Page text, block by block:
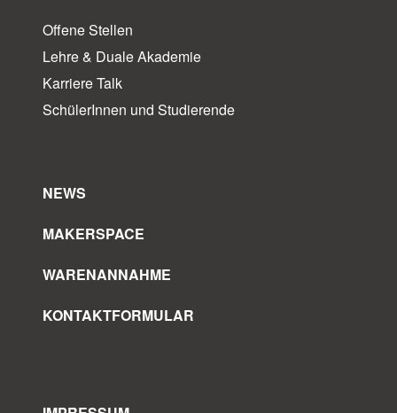
Offene Stellen
Lehre & Duale Akademie
Karriere Talk
SchülerInnen und Studierende
NEWS
MAKERSPACE
WARENANNAHME
KONTAKTFORMULAR